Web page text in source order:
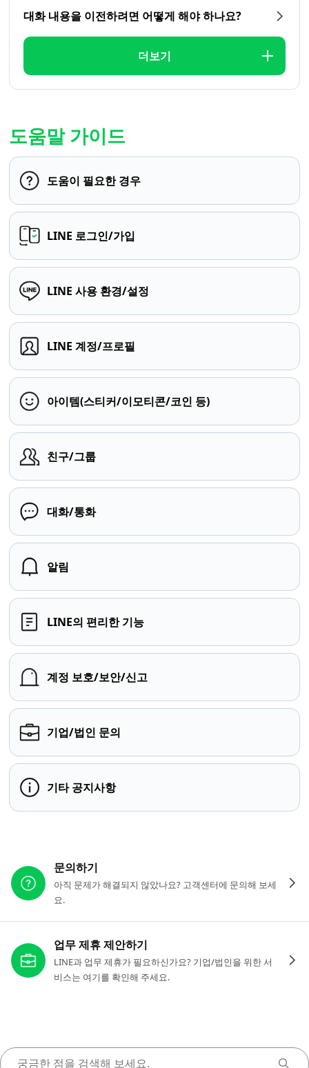
대화 내용을 이전하려면 어떻게 해야 하나요?
더보기
도움말 가이드
도움이 필요한 경우
LINE 로그인/가입
LINE 사용 환경/설정
LINE 계정/프로필
아이템(스티커/이모티콘/코인 등)
친구/그룹
대화/통화
알림
LINE의 편리한 기능
계정 보호/보안/신고
기업/법인 문의
기타 공지사항
문의하기
아직 문제가 해결되지 않았나요? 고객센터에 문의해 보세
요.
업무 제휴 제안하기
LINE과 업무 제휴가 필요하신가요? 기업/법인을 위한 서
비스는 여기를 확인해 주세요.